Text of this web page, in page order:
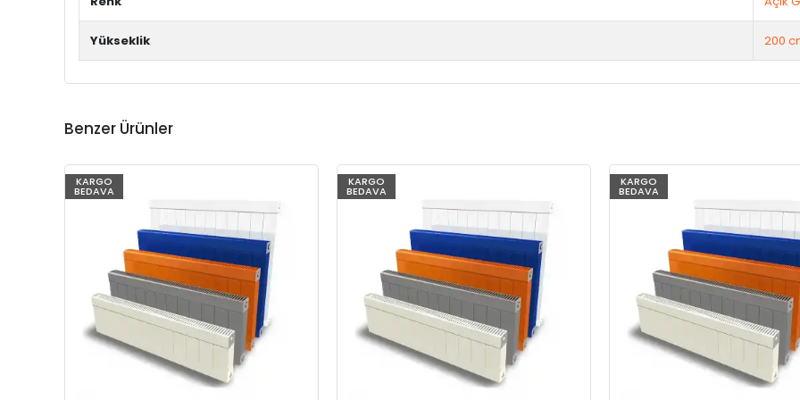
Yükseklik 200
Benzer Ürünler
KARGO
BEDAVA
KARGO
BEDAVA
KARGO
BEDAVA